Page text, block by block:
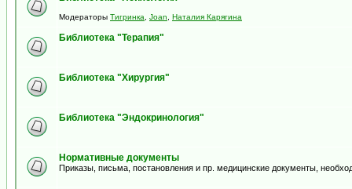
Модераторы Тигринка Joan Наталия Карягина
Библиотека "Терапия"
Библиотека "Хирургия"
Библиотека "Эндокринология"
Нормативные документы
Приказы, письма, постановления и пр. медицинские документы,